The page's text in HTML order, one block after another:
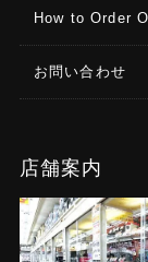
How to Order
お問い合わせ
店舗案内